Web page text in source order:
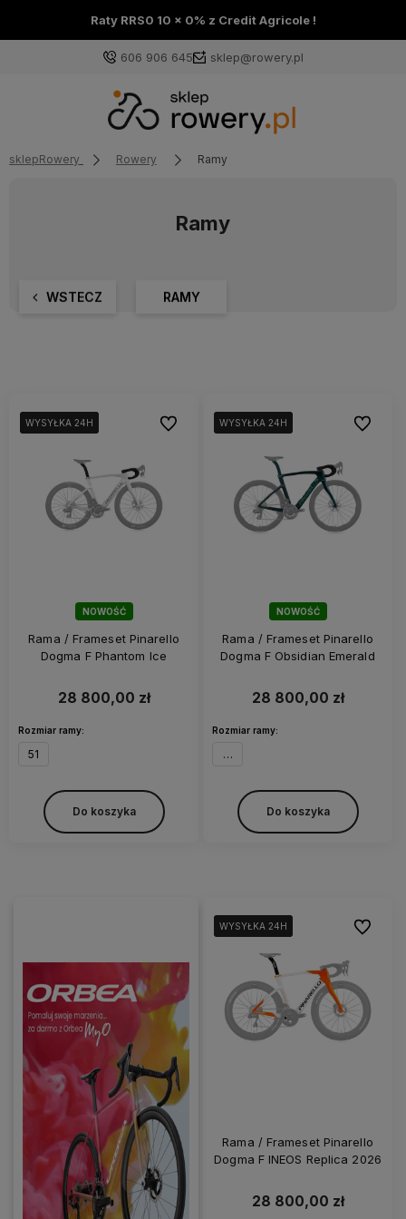
Raty RRS0 10 x 0% z Credit Agricole !
606 906 645 sklep@rowery.pl
sklepRowery Rowery Ramy
Ramy
WSTECZ RAMY
NOWOŚĆ
WYSYŁKA 24H
WYSYŁKA 24H
WYSYŁKA 24H
Rama / Frameset Pinarello
Dogma F Phantom Ice
28 800,00 zł
Rozmiar ramy:
51
Do koszyka
Do ulubionych
NOWOŚĆ
WYSYŁKA 24H
WYSYŁKA 24H
WYSYŁKA 24H
Rama / Frameset Pinarello
Dogma F Obsidian Emerald
28 800,00 zł
Rozmiar ramy:
53
Do koszyka
Do
WYSYŁKA 24H
WYSYŁKA 24H
WYSYŁKA 24H
Rama / Frameset Pinarello
Dogma F INEOS Replica 2026
28 800,00 zł
Do